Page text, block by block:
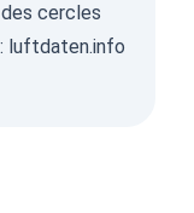
cercles
luftdaten.info